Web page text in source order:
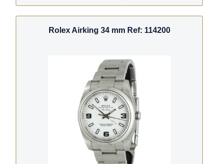
Rolex Airking 34 mm Ref: 114200